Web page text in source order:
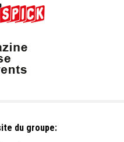
du groupe: